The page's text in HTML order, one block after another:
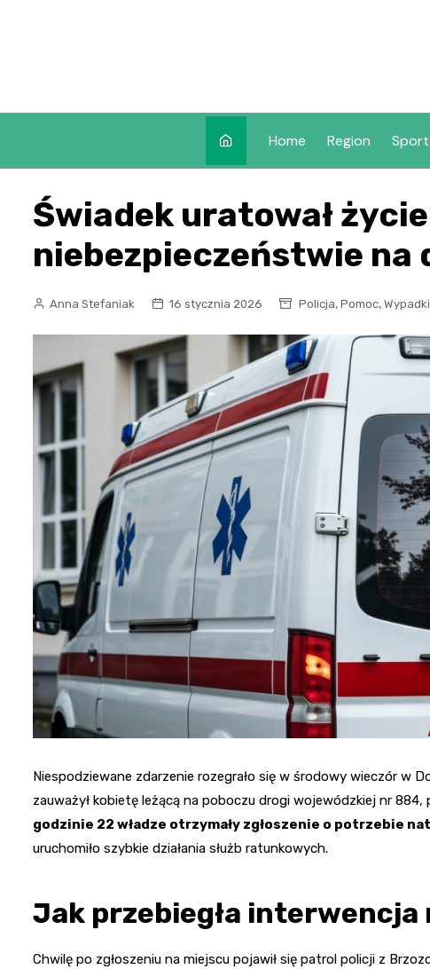
Home Region Sport
Świadek uratował
niebezpieczeństwie na
Anna Stefaniak 16 stycznia 2026 Policja, Pomoc, Wypadki
Niespodziewane zdarzenie rozegrało się w środowy wieczór w
zauważył kobietę leżącą na poboczu drogi wojewódzkiej nr
godzinie 22 władze otrzymały zgłoszenie o potrzebie
uruchomiło szybkie działania służb ratunkowych.
Jak przebiegła interwencja
Chwilę po zgłoszeniu na miejscu pojawił się patrol policji z